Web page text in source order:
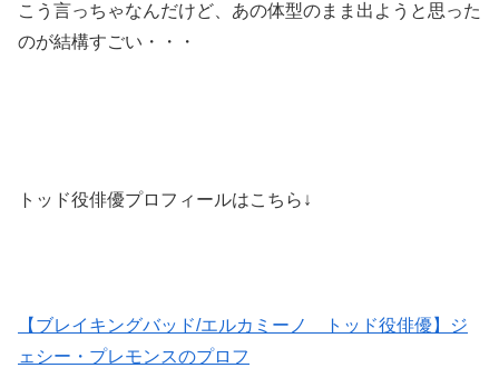
こう言っちゃなんだけど、あの体型のまま出ようと思った
のが結構すごい・・・
トッド役俳優プロフィールはこちら↓
【ブレイキングバッド/エルカミーノ トッド役俳優】ジ
ェシー・プレモンスのプロフ